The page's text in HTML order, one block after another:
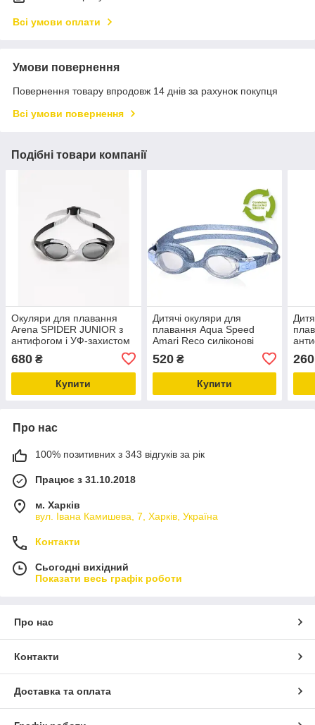
Всі умови оплати
Умови повернення
Повернення товару впродовж 14 днів за рахунок покупця
Всі умови повернення
Подібні товари компанії
Окуляри для плавання
Arena SPIDER JUNIOR з
антифогом і УФ-захистом
років) Оригінал
680 ₴
Купити
Дитячі окуляри для
плавання Aqua Speed
Amari Reco силіконові
Антифог УФ-захист (вік 2-
5 років)
520₴
Купити
260
Про нас
100% позитивних з 343 відгуків за рік
Працює з 31.10.2018
м. Харків
вул. Івана Камишева, 7, Харків, Україна
Контакти
Сьогодні вихідний
Показати весь графік роботи
Про нас
Контакти
Доставка та оплата